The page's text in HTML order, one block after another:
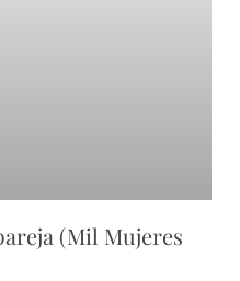
(Mil Mujeres